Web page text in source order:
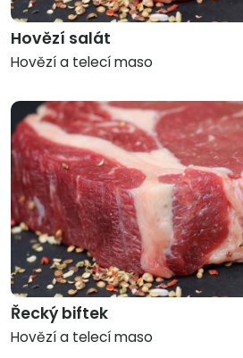
Hovězí salát
Hovězí a telecí maso
Řecký biftek
Hovězí a telecí maso